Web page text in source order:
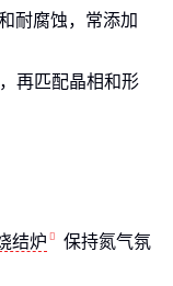
耐腐蚀，常添加
再匹配晶相和形
结炉
保持氮气氛